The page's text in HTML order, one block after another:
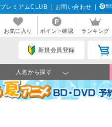
プレミアムCLUB お問い合わせ
お気に入り ポイント確認 ランキング
新規会員登録
人名から探す